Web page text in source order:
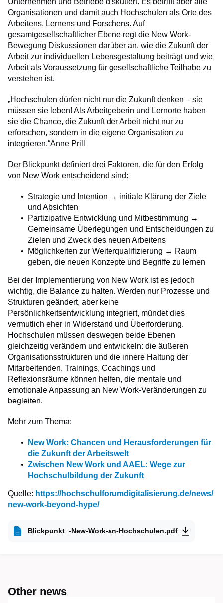
Unternehmen und Betriebe diskutiert. Es betrifft aber alle
Organisationen und damit auch Hochschulen als Orte des
Arbeitens, Lernens und Forschens. Auf
gesamtgesellschaftlicher Ebene regt die New Work-
Bewegung Diskussionen darüber an, wie die Zukunft der
Arbeit zur individuellen Lebensgestaltung beiträgt und wie
Arbeit als Voraussetzung für gesellschaftliche Teilhabe zu
verstehen ist.
„Hochschulen dürfen nicht nur die Zukunft denken – sie
müssen sie leben! Als Arbeitgeberin und Lernorte haben
sie die Chance, die Zukunft der Arbeit nicht nur zu
erforschen, sondern in die eigene Organisation zu
integrieren.“Anne Prill
Der Blickpunkt definiert drei Faktoren, die für den Erfolg
von New Work entscheidend sind:
Strategie und Intention → initiale Klärung der Ziele
und Absichten
Partizipative Entwicklung und Mitbestimmung →
Gemeinsame Überlegungen und Entscheidungen zu
Zielen und Zweck des neuen Arbeitens
Möglichkeiten zur Weiterqualifizierung → Raum
geben, die neuen Konzepte und Begriffe zu lernen
Bei der Implementierung von New Work ist es jedoch
wichtig, die Balance zu halten. Werden nur Prozesse und
Strukturen geändert, aber keine
Persönlichkeitsentwicklung integriert, mündet dies
vermutlich eher in Widerstand und Überforderung.
Hochschulen müssen deswegen beide Ebenen
gleichzeitig verändern und entwickeln: die äußeren
Organisationsstrukturen und die innere Haltung der
Mitarbeitenden. Trainings, Coachings und
Reflexionsräume können helfen, die mentale und
emotionale Anpassung an New Work-Veränderungen zu
begleiten.
Mehr zum Thema:
New Work: Chancen und Herausforderungen für
die Zukunft der Arbeitswelt
Zwischen New Work und AAEL: Wege zur
Hochschulbildung der Zukunft
Quelle: https://hochschulforumdigitalisierung.de/news/
new-work-beyond-hype/
Blickpunkt_-New-Work-an-Hochschulen.pdf
Other news